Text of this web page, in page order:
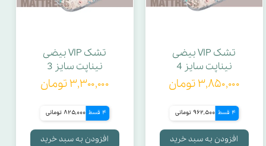
تشک VIP بیضی
نیناپت سایز 4
۳,۸۵۰,۰۰۰ تومان
4 قسط 962,500 تومانی
افزودن به سبد خرید
تشک VIP بیضی
نیناپت سایز 3
۳,۳۰۰,۰۰۰ تومان
4 قسط 825,000 تومانی
افزودن به سبد خرید